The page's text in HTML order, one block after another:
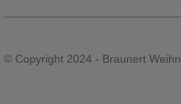
© Copyright 2024 - Braunert